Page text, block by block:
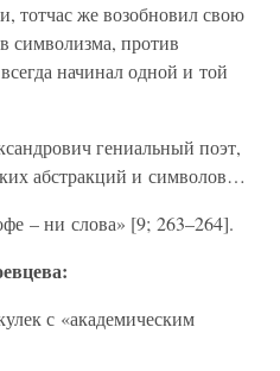
тотчас же возобновил свою
символизма, против
начинал одной и той
гениальный поэт,
абстракций и символов…
– ни слова» [9; 263–264].
с «академическим